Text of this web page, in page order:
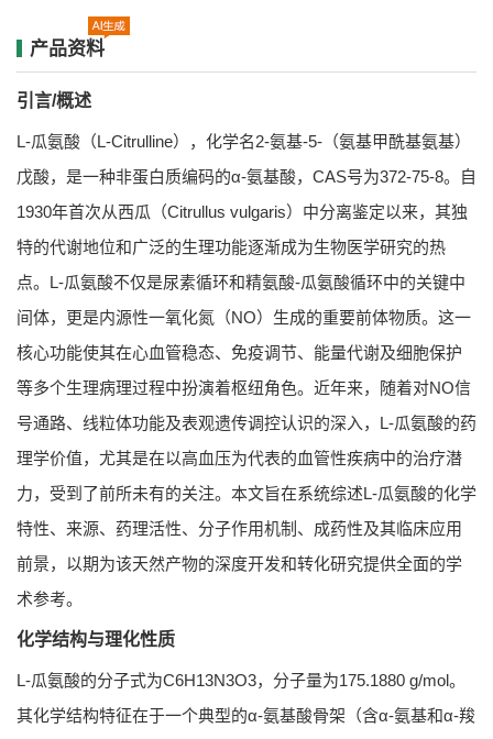
产品资料
引言/概述
L-瓜氨酸（L-Citrulline），化学名2-氨基-5-（氨基甲酰基氨基）
戊酸，是一种非蛋白质编码的α-氨基酸，CAS号为372-75-8。自
1930年首次从西瓜（Citrullus vulgaris）中分离鉴定以来，其独
特的代谢地位和广泛的生理功能逐渐成为生物医学研究的热
点。L-瓜氨酸不仅是尿素循环和精氨酸-瓜氨酸循环中的关键中
间体，更是内源性一氧化氮（NO）生成的重要前体物质。这一
核心功能使其在心血管稳态、免疫调节、能量代谢及细胞保护
等多个生理病理过程中扮演着枢纽角色。近年来，随着对NO信
号通路、线粒体功能及表观遗传调控认识的深入，L-瓜氨酸的药
理学价值，尤其是在以高血压为代表的血管性疾病中的治疗潜
力，受到了前所未有的关注。本文旨在系统综述L-瓜氨酸的化学
特性、来源、药理活性、分子作用机制、成药性及其临床应用
前景，以期为该天然产物的深度开发和转化研究提供全面的学
术参考。
化学结构与理化性质
L-瓜氨酸的分子式为C6H13N3O3，分子量为175.1880 g/mol。
其化学结构特征在于一个典型的α-氨基酸骨架（含α-氨基和α-羧